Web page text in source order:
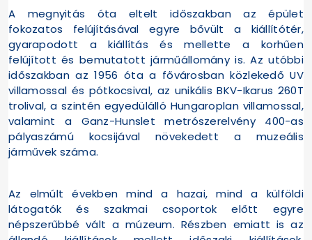
A megnyitás óta eltelt időszakban az épület
fokozatos felújításával egyre bővült a kiállítótér,
gyarapodott a kiállítás és mellette a korhűen
felújított és bemutatott járműállomány is. Az utóbbi
időszakban az 1956 óta a fővárosban közlekedő UV
villamossal és pótkocsival, az unikális BKV-Ikarus 260T
trolival, a szintén egyedülálló Hungaroplan villamossal,
valamint a Ganz-Hunslet metrószerelvény 400-as
pályaszámú kocsijával növekedett a muzeális
járművek száma.
Az elmúlt években mind a hazai, mind a külföldi
látogatók és szakmai csoportok előtt egyre
népszerűbbé vált a múzeum. Részben emiatt is az